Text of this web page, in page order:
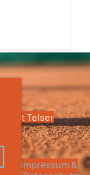
Telser
Impressum &